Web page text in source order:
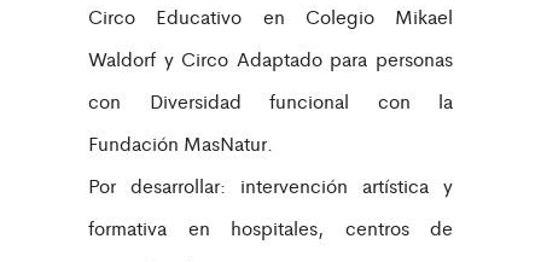
Circo Educativo en Colegio Mikael
Waldorf y Circo Adaptado para personas
con Diversidad funcional con la
Fundación MasNatur.
Por desarrollar: intervención artística y
formativa en hospitales, centros de